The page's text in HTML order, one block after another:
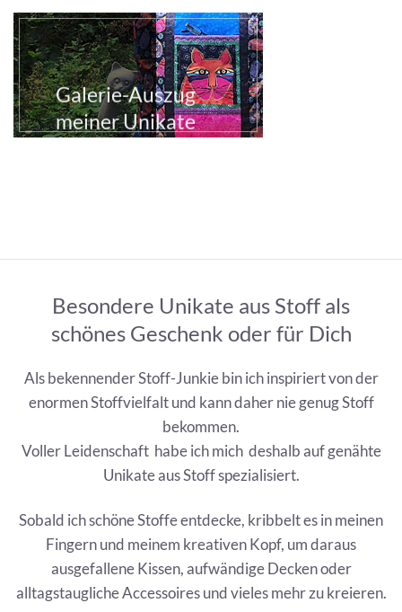
Galerie-Auszug
meiner Unikate
Besondere Unikate aus Stoff als
schönes Geschenk oder für Dich
Als bekennender Stoff-Junkie bin ich inspiriert von der
enormen Stoffvielfalt und kann daher nie genug Stoff
bekommen.
Voller Leidenschaft habe ich mich deshalb auf genähte
Unikate aus Stoff spezialisiert.
Sobald ich schöne Stoffe entdecke, kribbelt es in meinen
Fingern und meinem kreativen Kopf, um daraus
ausgefallene Kissen, aufwändige Decken oder
alltagstaugliche Accessoires und vieles mehr zu kreieren.